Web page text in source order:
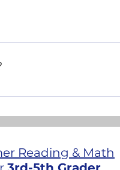
o si necesita faltar a una
Reading & Math